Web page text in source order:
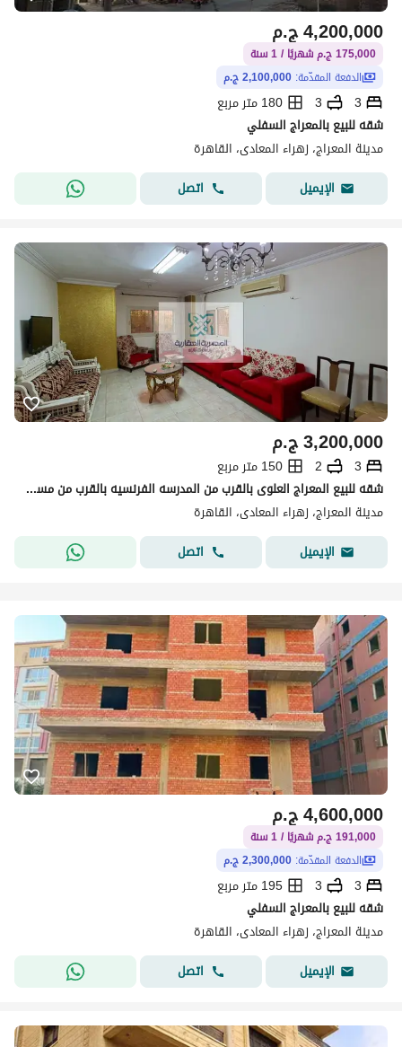
ج.م4,200,000
175,000 ج.م شهريًا / 1 سنة
الدفعة المقدّمة: 2,100,000 ج.م
3
3
180 متر مربع
شقه للبيع بالمعراج السفلي
مدينة المعراج، زهراء المعادى، القاهرة
الإيميل
اتصل
ج.م3,200,000
3
2
150 متر مربع
شقه للبيع المعراج العلوى بالقرب من المدرسه الفرنسيه بالقرب من مسجد الاشراف دور ارضي بالقرب من المدرسه الفرنسيه و مدرسه جلورى
مدينة المعراج، زهراء المعادى، القاهرة
الإيميل
اتصل
ج.م4,600,000
191,000 ج.م شهريًا / 1 سنة
الدفعة المقدّمة: 2,300,000 ج.م
3
3
195 متر مربع
شقه للبيع بالمعراج السفلي
مدينة المعراج، زهراء المعادى، القاهرة
الإيميل
اتصل